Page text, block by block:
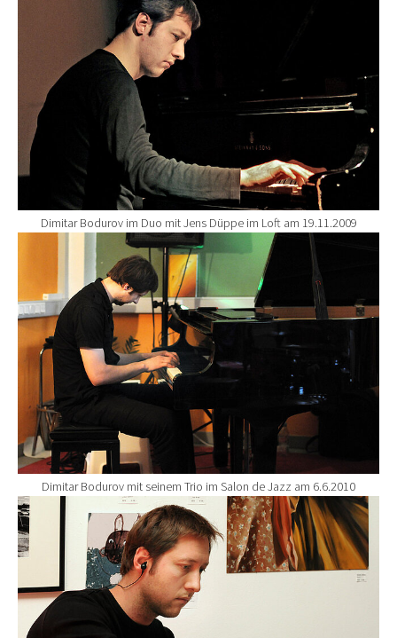
Dimitar Bodurov im Duo mit Jens Düppe im Loft am 19.11.2009
Show larger version for:
Dimitar Bodurov mit seinem Trio im Salon de Jazz am 6.6.2010
Show larger version for: